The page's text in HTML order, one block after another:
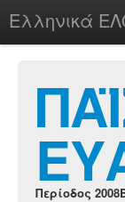
Ελληνικά
chesstu.be @
Login
Περίοδος